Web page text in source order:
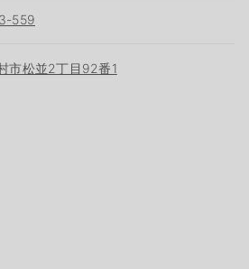
559
市松並2丁目92番1